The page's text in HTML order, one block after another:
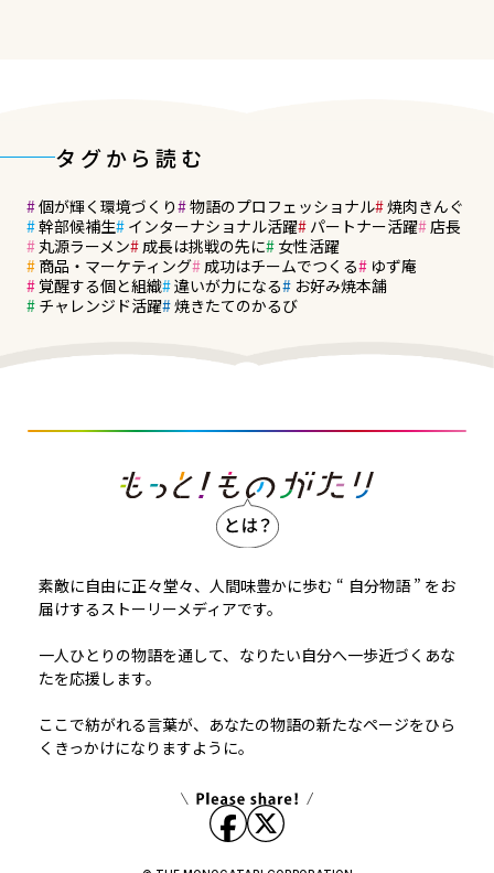
タグから読む
個が輝く環境づくり 物語のプロフェッショナル 焼肉きんぐ
幹部候補生
インターナショナル活躍 パートナー活躍 店長
丸源ラーメン
成長は挑戦の先に
女性活躍
商品・マーケティング 成功はチームでつくる
ゆず庵
覚醒する個と組織 違いが力になる
お好み焼本舗
チャレンジド活躍 焼きたてのかるび
素敵に自由に正々堂々、人間味豊かに歩む “ 自分物語 ” をお
届けするストーリーメディアです。
一人ひとりの物語を通して、なりたい自分へ一歩近づくあな
たを応援します。
ここで紡がれる言葉が、あなたの物語の新たなページをひら
くきっかけになりますように。